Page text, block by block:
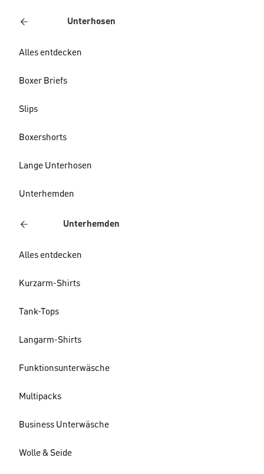
Unterhosen
Alles entdecken
Boxer Briefs
Slips
Boxershorts
Lange Unterhosen
Unterhemden
Unterhemden
Alles entdecken
Kurzarm-Shirts
Tank-Tops
Langarm-Shirts
Funktionsunterwäsche
Multipacks
Business Unterwäsche
Wolle & Seide